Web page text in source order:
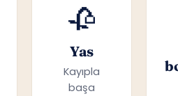
🥀
Yas
Kayıpla
başa